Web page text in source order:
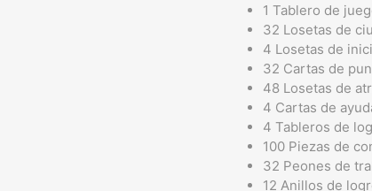
1 Tablero de
32 Losetas de
4 Losetas de
32 Cartas de
48 Losetas de
4 Cartas de
4 Tableros de
100 Piezas de
32 Peones de
12 Anillos de